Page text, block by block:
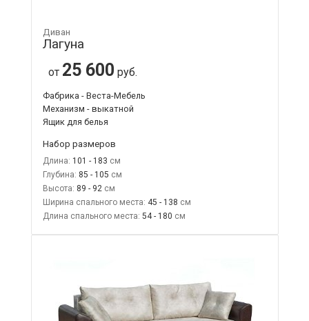
Диван
Лагуна
от 25 600 руб.
Фабрика - Веста-Мебель
Механизм - выкатной
Ящик для белья
Набор размеров
Длина: 101 - 183
Глубина: 85 - 105
Высота: 89 - 92
Ширина спального места: 45 - 138
Длина спального места: 54 - 180